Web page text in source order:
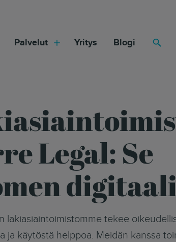
Palvelut Yritys Blogi
Legal: Se
ja käytöstä helppoa. Meidän kanssa